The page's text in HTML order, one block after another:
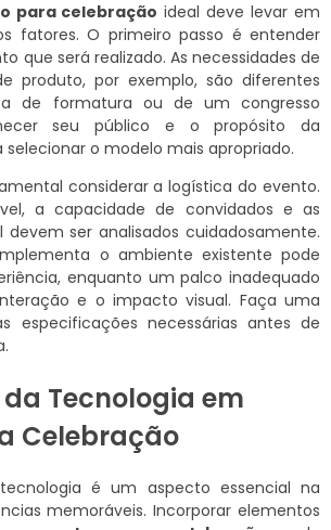
para celebração ideal deve levar em
fatores. O primeiro passo é entender
que será realizado. As necessidades de
produto, por exemplo, são diferentes
de formatura ou de um congresso
seu público e o propósito da
o modelo mais apropriado.
considerar a logística do evento.
a capacidade de convidados e as
ser analisados cuidadosamente.
o ambiente existente pode
enquanto um palco inadequado
e o impacto visual. Faça uma
especificações necessárias antes de
Tecnologia em
Celebração
é um aspecto essencial na
memoráveis. Incorporar elementos